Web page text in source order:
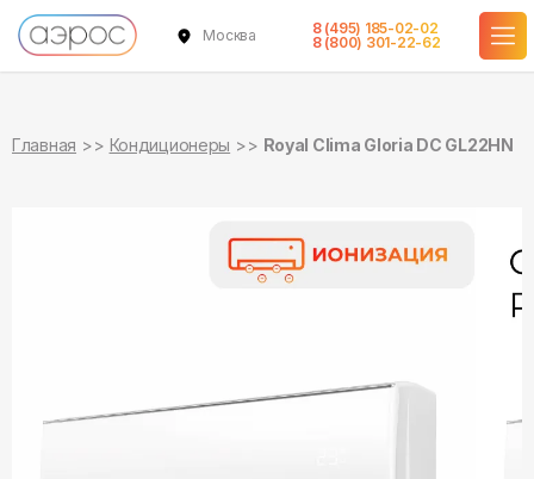
Москва
8 (495) 185-02-02
8 (800) 301-22-62
Главная Кондиционеры Royal Clima Gloria DC GL22HN
в наличии
в наличии